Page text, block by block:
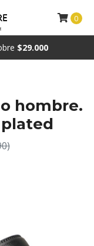
$29.000
0
hombre.